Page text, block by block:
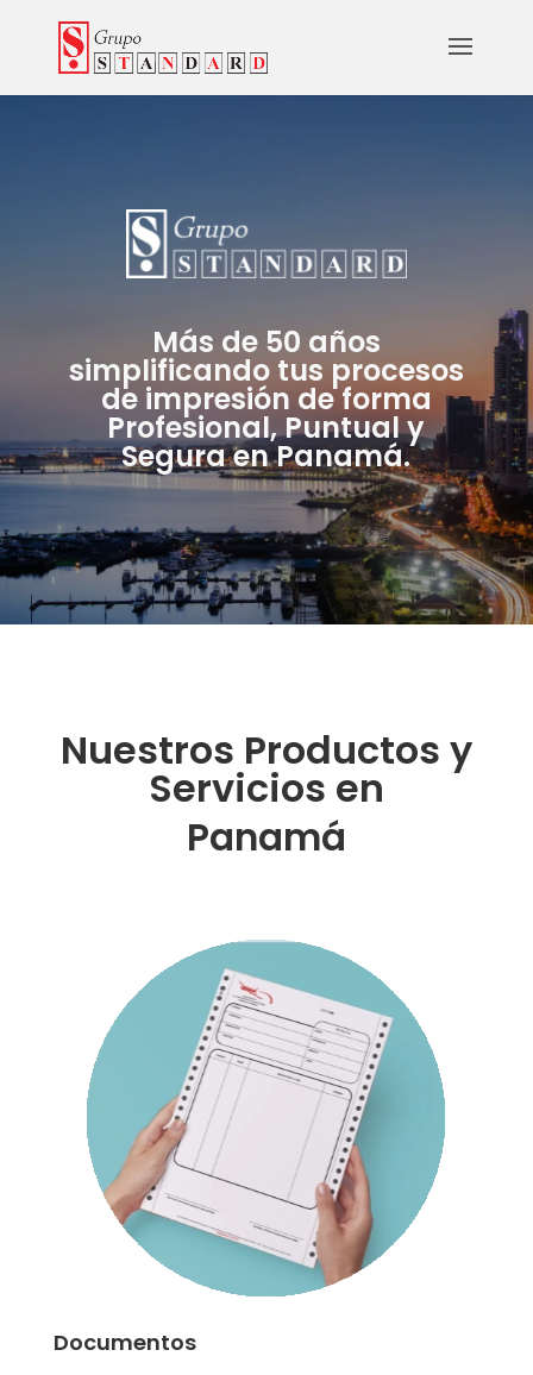
Más de 50 años
simplificando tus procesos
de impresión de forma
Profesional, Puntual y
Segura en Panamá.
Nuestros Productos y
Servicios en
Panamá
Documentos